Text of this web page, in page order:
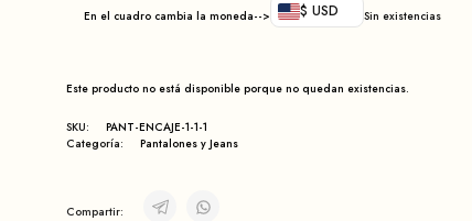
En el cuadro cambia la moneda--> $ USD Sin existencias
Este producto no está disponible porque no quedan existencias.
SKU:
PANT-ENCAJE-1-1-1
Categoría:
Pantalones y Jeans
Compartir: